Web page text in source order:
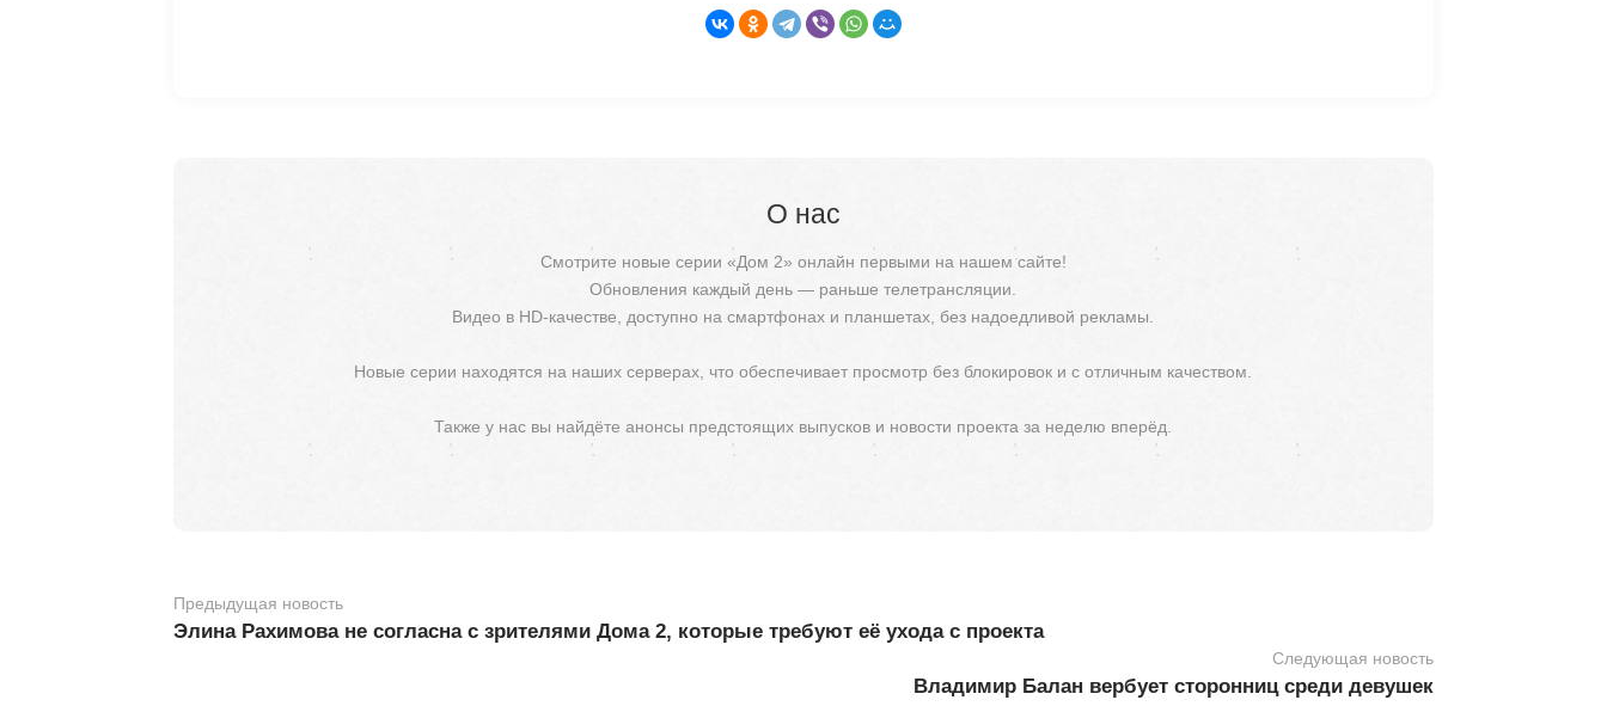
О нас
Смотрите новые серии «Дом 2» онлайн первыми на нашем сайте!
Обновления каждый день — раньше телетрансляции.
Видео в HD-качестве, доступно на смартфонах и планшетах, без надоедливой рекламы.
Новые серии находятся на наших серверах, что обеспечивает просмотр без блокировок и с отличным качеством.
Также у нас вы найдёте анонсы предстоящих выпусков и новости проекта за неделю вперёд.
Предыдущая новость
Элина Рахимова не согласна с зрителями Дома 2, которые требуют её ухода с проекта
Следующая новость
Владимир Балан вербует сторонниц среди девушек